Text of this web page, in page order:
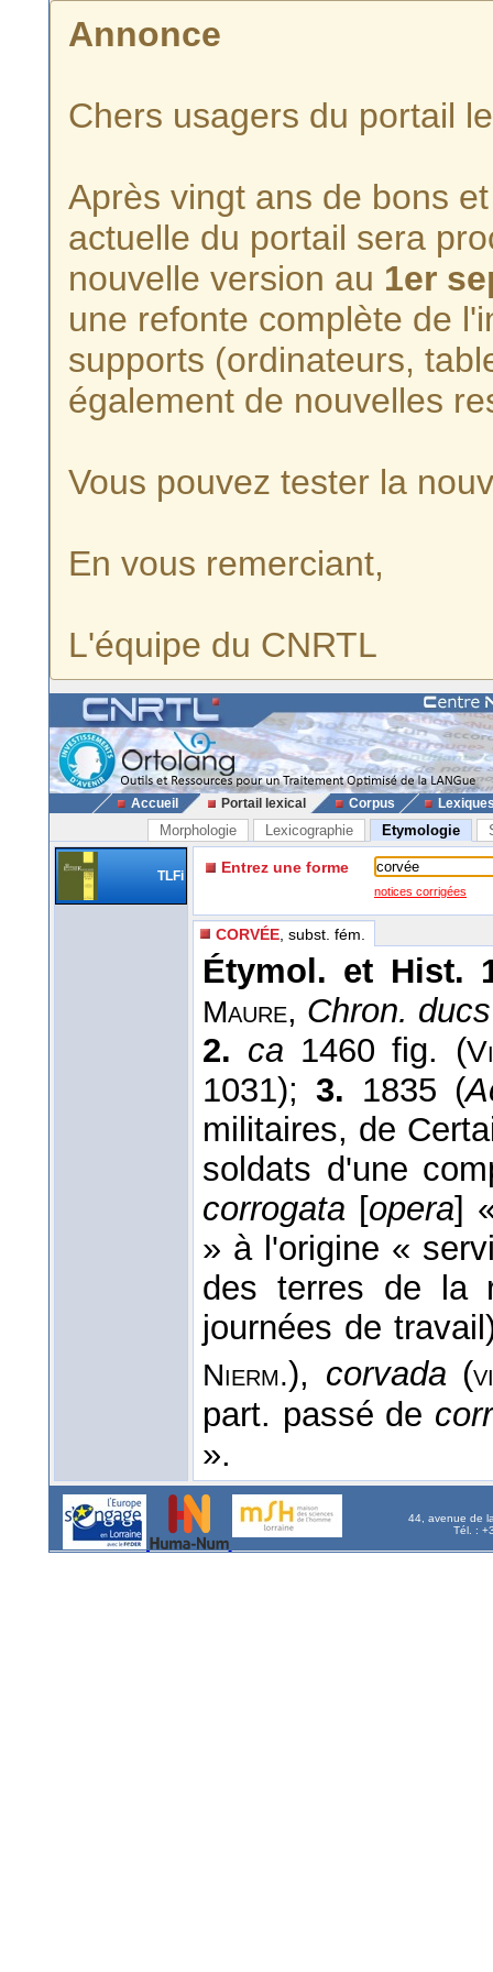
Annonce
Chers usagers du portail
Après vingt ans de bons
actuelle du portail sera
nouvelle version au 1er
une refonte complète de
supports (ordinateurs,
également de nouvelles
Vous pouvez tester la
En vous remerciant,
L'équipe du CNRTL
Accueil Portail lexical Corpus
Morphologie Lexicographie Etymologie
TLFi Entrez une forme
notices corrigées
CORVÉE , subst. fém.
Étymol. et Hist.
Maure, Chron.
2. ca 1460 fig. (
1031); 3. 1835 (
militaires, de
soldats d'une
corrogata [opera]
» à l'origine «
des terres de la
journées de
Nierm.), corvada(
part. passé de
».
44, avenue de
Tél. :